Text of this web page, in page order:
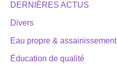
DERNIÈRES ACTUS
Divers
Eau propre & assainissement
Éducation de qualité